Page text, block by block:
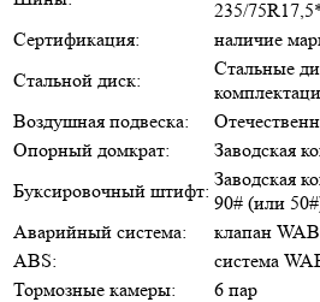
235/
Сертификация:
наличие
Стальной диск:
Стальные
Воздушная подвеска:
Опорный домкрат:
Заводская
Буксировочный штифт:
Заводская
90# (или
Аварийный система:
клапан
ABS:
система
Тормозные камеры:
6 пар